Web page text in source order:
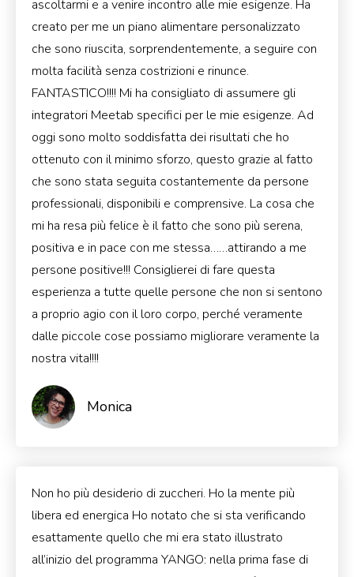
ascoltarmi e a venire incontro alle mie esigenze. Ha
creato per me un piano alimentare personalizzato
che sono riuscita, sorprendentemente, a seguire con
molta facilità senza costrizioni e rinunce.
FANTASTICO!!!! Mi ha consigliato di assumere gli
integratori Meetab specifici per le mie esigenze. Ad
oggi sono molto soddisfatta dei risultati che ho
ottenuto con il minimo sforzo, questo grazie al fatto
che sono stata seguita costantemente da persone
professionali, disponibili e comprensive. La cosa che
mi ha resa più felice è il fatto che sono più serena,
positiva e in pace con me stessa……attirando a me
persone positive!!! Consiglierei di fare questa
esperienza a tutte quelle persone che non si sentono
a proprio agio con il loro corpo, perché veramente
dalle piccole cose possiamo migliorare veramente la
nostra vita!!!!
Monica
Non ho più desiderio di zuccheri. Ho la mente più
libera ed energica Ho notato che si sta verificando
esattamente quello che mi era stato illustrato
all’inizio del programma YANGO: nella prima fase di